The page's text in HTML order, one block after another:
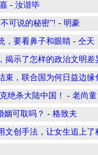
- 汝谐毕
可说的秘密”! - 明豪
，要看鼻子和眼睛 - 仝天
揭示了怎样的政治文明差
束，联合国为何日益边缘
绝杀大陆中国！ - 老尚童
姻可取吗？ - 格致夫
文创手法，让女生追上了